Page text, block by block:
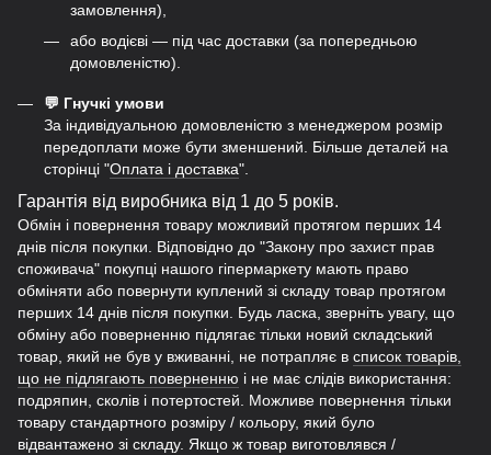
замовлення),
або водієві — під час доставки (за попередньою
домовленістю).
💬 Гнучкі умови
За індивідуальною домовленістю з менеджером розмір
передоплати може бути зменшений. Більше деталей на
сторінці "Оплата і доставка".
Гарантія від виробника від 1 до 5 років.
Обмін і повернення товару можливий протягом перших 14
днів після покупки. Відповідно до "Закону про захист прав
споживача" покупці нашого гіпермаркету мають право
обміняти або повернути куплений зі складу товар протягом
перших 14 днів після покупки. Будь ласка, зверніть увагу, що
обміну або поверненню підлягає тільки новий складський
товар, який не був у вживанні, не потрапляє в список товарів,
що не підлягають поверненню і не має слідів використання:
подряпин, сколів і потертостей. Можливе повернення тільки
товару стандартного розміру / кольору, який було
відвантажено зі складу. Якщо ж товар виготовлявся /